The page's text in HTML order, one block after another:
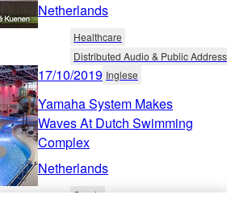
Netherlands
Healthcare
Distributed Audio & Public Address
17/10/2019 Inglese
Yamaha System Makes
Waves At Dutch Swimming
Complex
Netherlands
Sports